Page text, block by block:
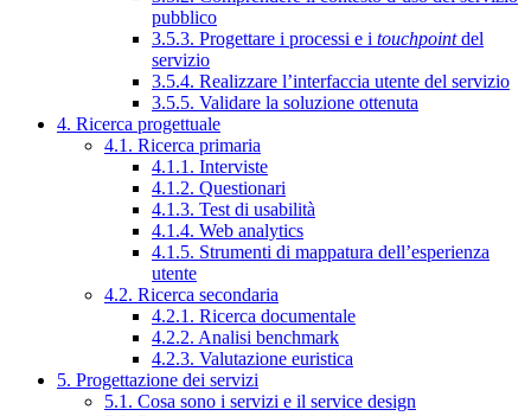
pubblico
3.5.3. Progettare i processi e i touchpointdel
servizio
3.5.4. Realizzare l’interfaccia utente del servizio
3.5.5. Validare la soluzione ottenuta
4. Ricerca progettuale
4.1. Ricerca primaria
4.1.1. Interviste
4.1.2. Questionari
4.1.3. Test di usabilità
4.1.4. Web analytics
4.1.5. Strumenti di mappatura dell’esperienza
utente
4.2. Ricerca secondaria
4.2.1. Ricerca documentale
4.2.2. Analisi benchmark
4.2.3. Valutazione euristica
5. Progettazione dei servizi
5.1. Cosa sono i servizi e il service design